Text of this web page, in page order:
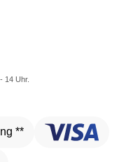
14 Uhr.
**